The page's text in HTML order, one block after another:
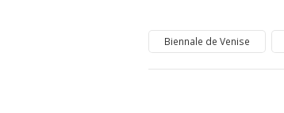
Biennale de Venise